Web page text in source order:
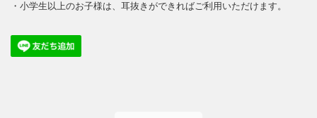
・小学生以上のお子様は、耳抜きができればご利用いただけます。